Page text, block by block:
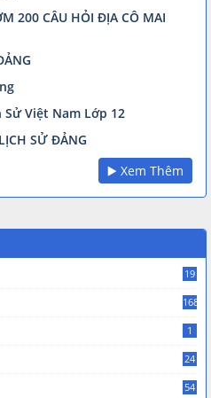
200 CÂU HỎI ĐỊA CÔ MAI
Sử Việt Nam Lớp 12
SỬ ĐẢNG
▶️ Xem Thêm
19
168
1
24
54